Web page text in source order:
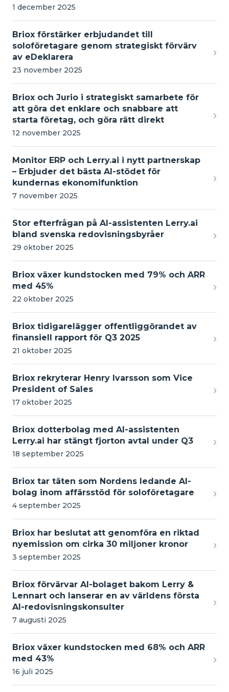
1 december 2025
Briox förstärker erbjudandet till
soloföretagare genom strategiskt förvärv
av eDeklarera
23 november 2025
›
Briox och Jurio i strategiskt samarbete för
att göra det enklare och snabbare att
starta företag, och göra rätt direkt
12 november 2025
›
Monitor ERP och Lerry.ai i nytt partnerskap
– Erbjuder det bästa AI-stödet för
kundernas ekonomifunktion
7 november 2025
›
Stor efterfrågan på AI-assistenten Lerry.ai
bland svenska redovisningsbyråer
29 oktober 2025
›
Briox växer kundstocken med 79% och ARR
med 45%
22 oktober 2025
›
Briox tidigarelägger offentliggörandet av
finansiell rapport för Q3 2025
21 oktober 2025
›
Briox rekryterar Henry Ivarsson som Vice
President of Sales
17 oktober 2025
›
Briox dotterbolag med AI-assistenten
Lerry.ai har stängt fjorton avtal under Q3
18 september 2025
›
Briox tar täten som Nordens ledande AI-
bolag inom affärsstöd för soloföretagare
4 september 2025
›
Briox har beslutat att genomföra en riktad
nyemission om cirka 30 miljoner kronor
3 september 2025
›
Briox förvärvar AI-bolaget bakom Lerry &
Lennart och lanserar en av världens första
AI-redovisningskonsulter
7 augusti 2025
›
Briox växer kundstocken med 68% och ARR
med 43%
16 juli 2025
›